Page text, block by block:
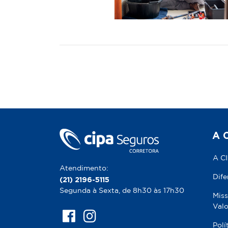
Atendimento:
(21) 2196-5115
Segunda à Sexta, de 8h30 às 17h30
A
A